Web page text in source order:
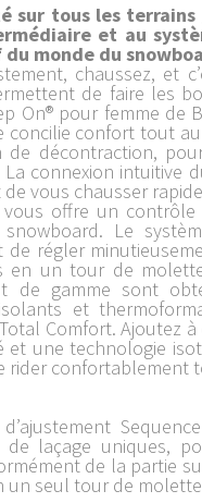
sur tous les terrains
et au
monde du
chaussez, et
de faire les
On® pour femme de
concilie confort tout
de décontraction,
connexion intuitive
vous chausser
offre un
Le
de régler
en un tour de
de gamme sont
et
Comfort. Ajoutez
et une technologie
rider confortablement
de laçage uniques,
de la partie
un seul tour de